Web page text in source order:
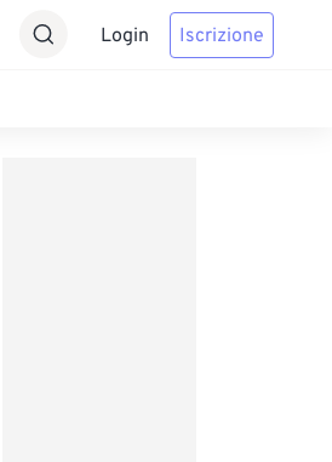
Login Iscrizione